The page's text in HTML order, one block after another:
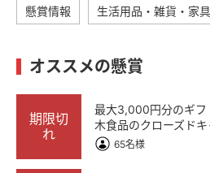
懸賞情報 生活用品・雑貨・家具
オススメの懸賞
期限切
れ
最大3,000円分のギフ
木食品のクローズド
65名様